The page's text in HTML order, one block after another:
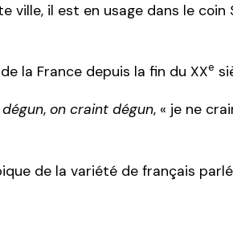
il est en usage dans le coin
la France depuis la fin du XXe
, on craint dégun, « je ne
de la variété de français